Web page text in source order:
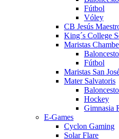
Fútbol
Vóley
CB Jesús
King´s College
Maristas
Baloncesto
Fútbol
Maristas San
Mater Salvatoris
Baloncesto
Hockey
Gimnasia
E-Games
Cyclon Gaming
Solar Flare